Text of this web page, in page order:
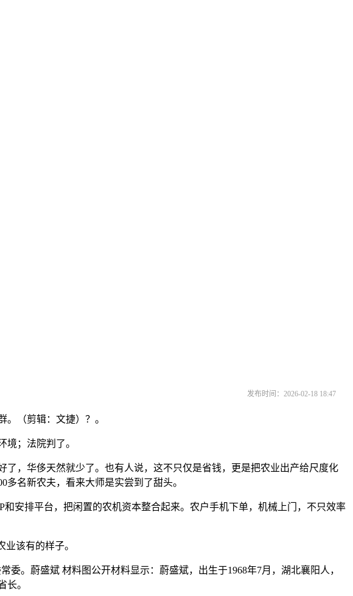
发布时间：2026-02-18 18:47
（剪辑：文捷）？。
；法院判了。
，华侈天然就少了。也有人说，这不只仅是省钱，更是把农业出产给尺度化
名新农夫，看来大师是实尝到了甜头。
安排平台，把闲置的农机资本整合起来。农户手机下单，机械上门，不只效率
该有的样子。
。蔚盛斌 材料图公开材料显示：蔚盛斌，出生于1968年7月，湖北襄阳人，
长。